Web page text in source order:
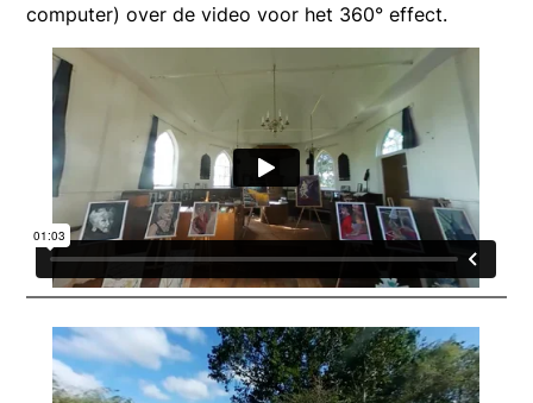
computer) over de video voor het 360° effect.